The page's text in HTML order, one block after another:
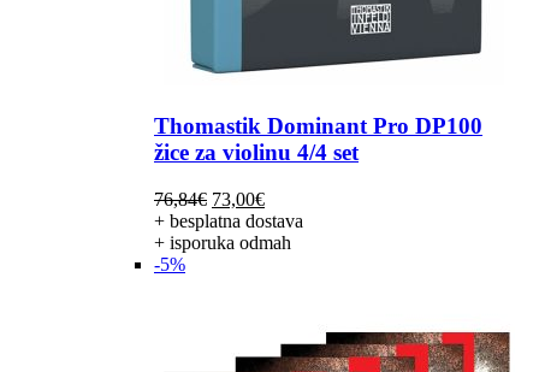
Thomastik Dominant Pro DP100
žice za violinu 4/4 set
76,84€ Izvorna
cijena
bila
73,00€Trenutna
cijena
je:
+ besplatna dostava
+ isporuka odmah
-5%